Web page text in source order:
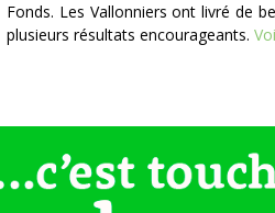
Fonds. Les Vallonniers ont livré de
plusieurs résultats encourageants.